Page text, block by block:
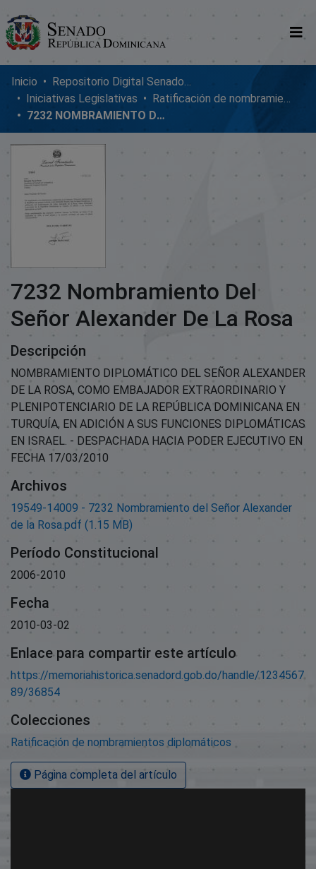
Comunidades
Glosario
Nosotros
Inicio
Repositorio Digital SenadoRD
Iniciativas Legislativas
Ratificación de nombramientos diplomáticos
7232 NOMBRAMIENTO DEL SEÑOR ALEXANDER DE LA ROSA
7232 Nombramiento Del
Señor Alexander De La Rosa
Descripción
NOMBRAMIENTO DIPLOMÁTICO DEL SEÑOR ALEXANDER
DE LA ROSA, COMO EMBAJADOR EXTRAORDINARIO Y
PLENIPOTENCIARIO DE LA REPÚBLICA DOMINICANA EN
TURQUÍA, EN ADICIÓN A SUS FUNCIONES DIPLOMÁTICAS
EN ISRAEL. - DESPACHADA HACIA PODER EJECUTIVO EN
FECHA 17/03/2010
Archivos
19549-14009 - 7232 Nombramiento del Señor Alexander
de la Rosa.pdf (1.15 MB)
Período Constitucional
2006-2010
Fecha
2010-03-02
Enlace para compartir este artículo
https://memoriahistorica.senadord.gob.do/handle/1234567
89/36854
Colecciones
Ratificación de nombramientos diplomáticos
Página completa del artículo